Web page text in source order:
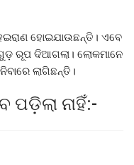
ହୋଇଯାଉଛନ୍ତି। ଏବେ
ରୂପ ଦିଆଗଲା। ଲୋକମାନେ
ଲାଗିଛନ୍ତି।
ନାହିଁ:-